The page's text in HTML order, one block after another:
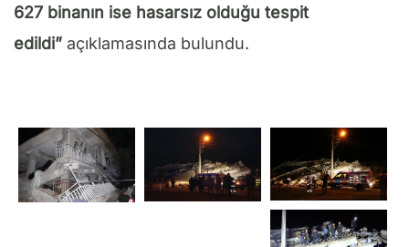
627 binanın ise hasarsız olduğu tespit
edildi” açıklamasında bulundu.